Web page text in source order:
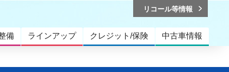
備 ラインアップ クレジット/保険 中古車情報
リコール等情報